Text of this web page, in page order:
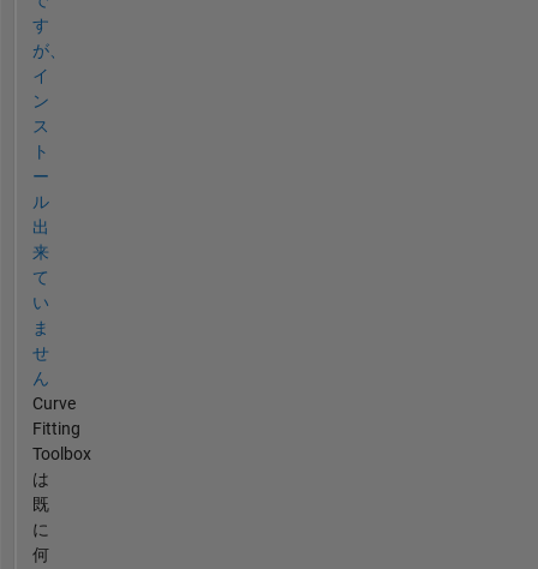
す
が、
イ
ン
ス
ト
ー
ル
出
来
て
い
ま
せ
ん
Curve
Fitting
Toolbox
は
既
に
何